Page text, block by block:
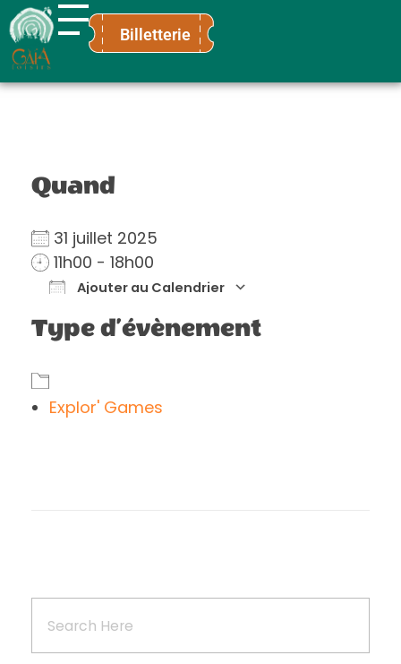
Gaïa Loisirs
Terre ludique et innovante pour tous
Billetterie
Quand
31 juillet 2025
11h00 - 18h00
Ajouter au Calendrier
Télécharger ICS
Type d’évènement
Explor' Games